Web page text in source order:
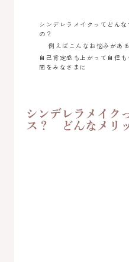
シンデレラメイクってどん
の？
例えばこんなお悩みがあ
自己肯定感も上がって自信
間をみなさまに
シンデレラメイク
ス？ どんなメリ